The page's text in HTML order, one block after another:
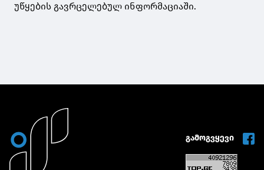
უწყების გავრცელებულ ინფორმაციაში.
გამოგვყევი